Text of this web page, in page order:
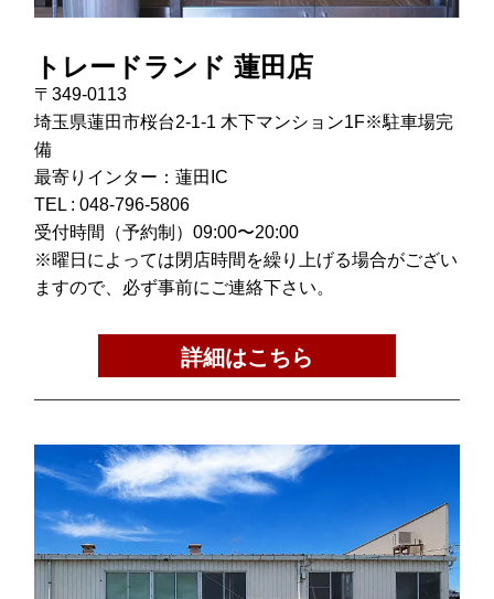
トレードランド 蓮田店
〒349-0113
埼玉県蓮田市桜台2-1-1 木下マンション1F※駐車場完
備
最寄りインター：蓮田IC
TEL : 048-796-5806
受付時間（予約制）09:00〜20:00
※曜日によっては閉店時間を繰り上げる場合がござい
ますので、必ず事前にご連絡下さい。
詳細はこちら